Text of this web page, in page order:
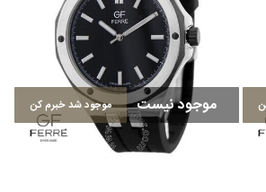
موجود نیست موجود شد خبرم کن